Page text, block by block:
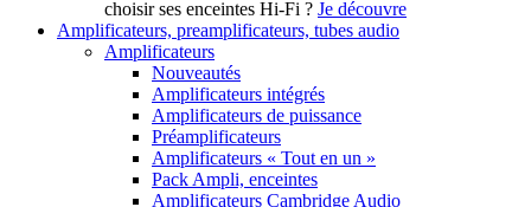
choisir ses enceintes Hi-Fi ? Je découvre
Amplificateurs, preamplificateurs, tubes audio
Amplificateurs
Nouveautés
Amplificateurs intégrés
Amplificateurs de puissance
Préamplificateurs
Amplificateurs « Tout en un »
Pack Ampli, enceintes
Amplificateurs Cambridge Audio